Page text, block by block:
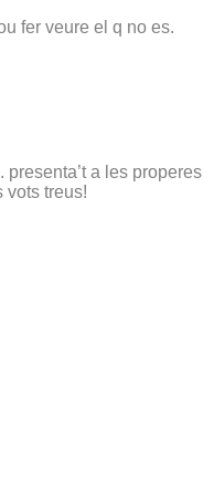
fer veure el q no es.
a les properes
vots treus!